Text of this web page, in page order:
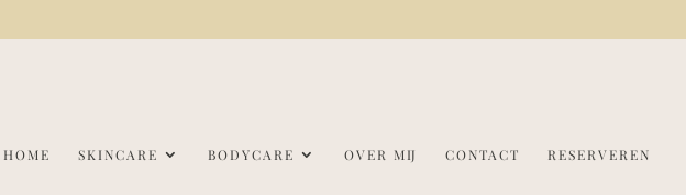
HOME SKINCARE BODYCARE OVER MIJ CONTACT RESERVEREN